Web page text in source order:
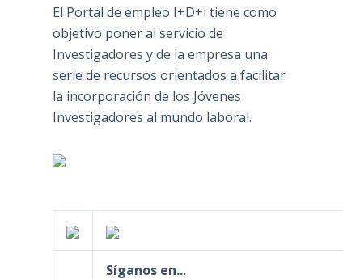
El Portal de empleo I+D+i tiene como
objetivo poner al servicio de
Investigadores y de la empresa una
serie de recursos orientados a facilitar
la incorporación de los Jóvenes
Investigadores al mundo laboral.
Síganos en...